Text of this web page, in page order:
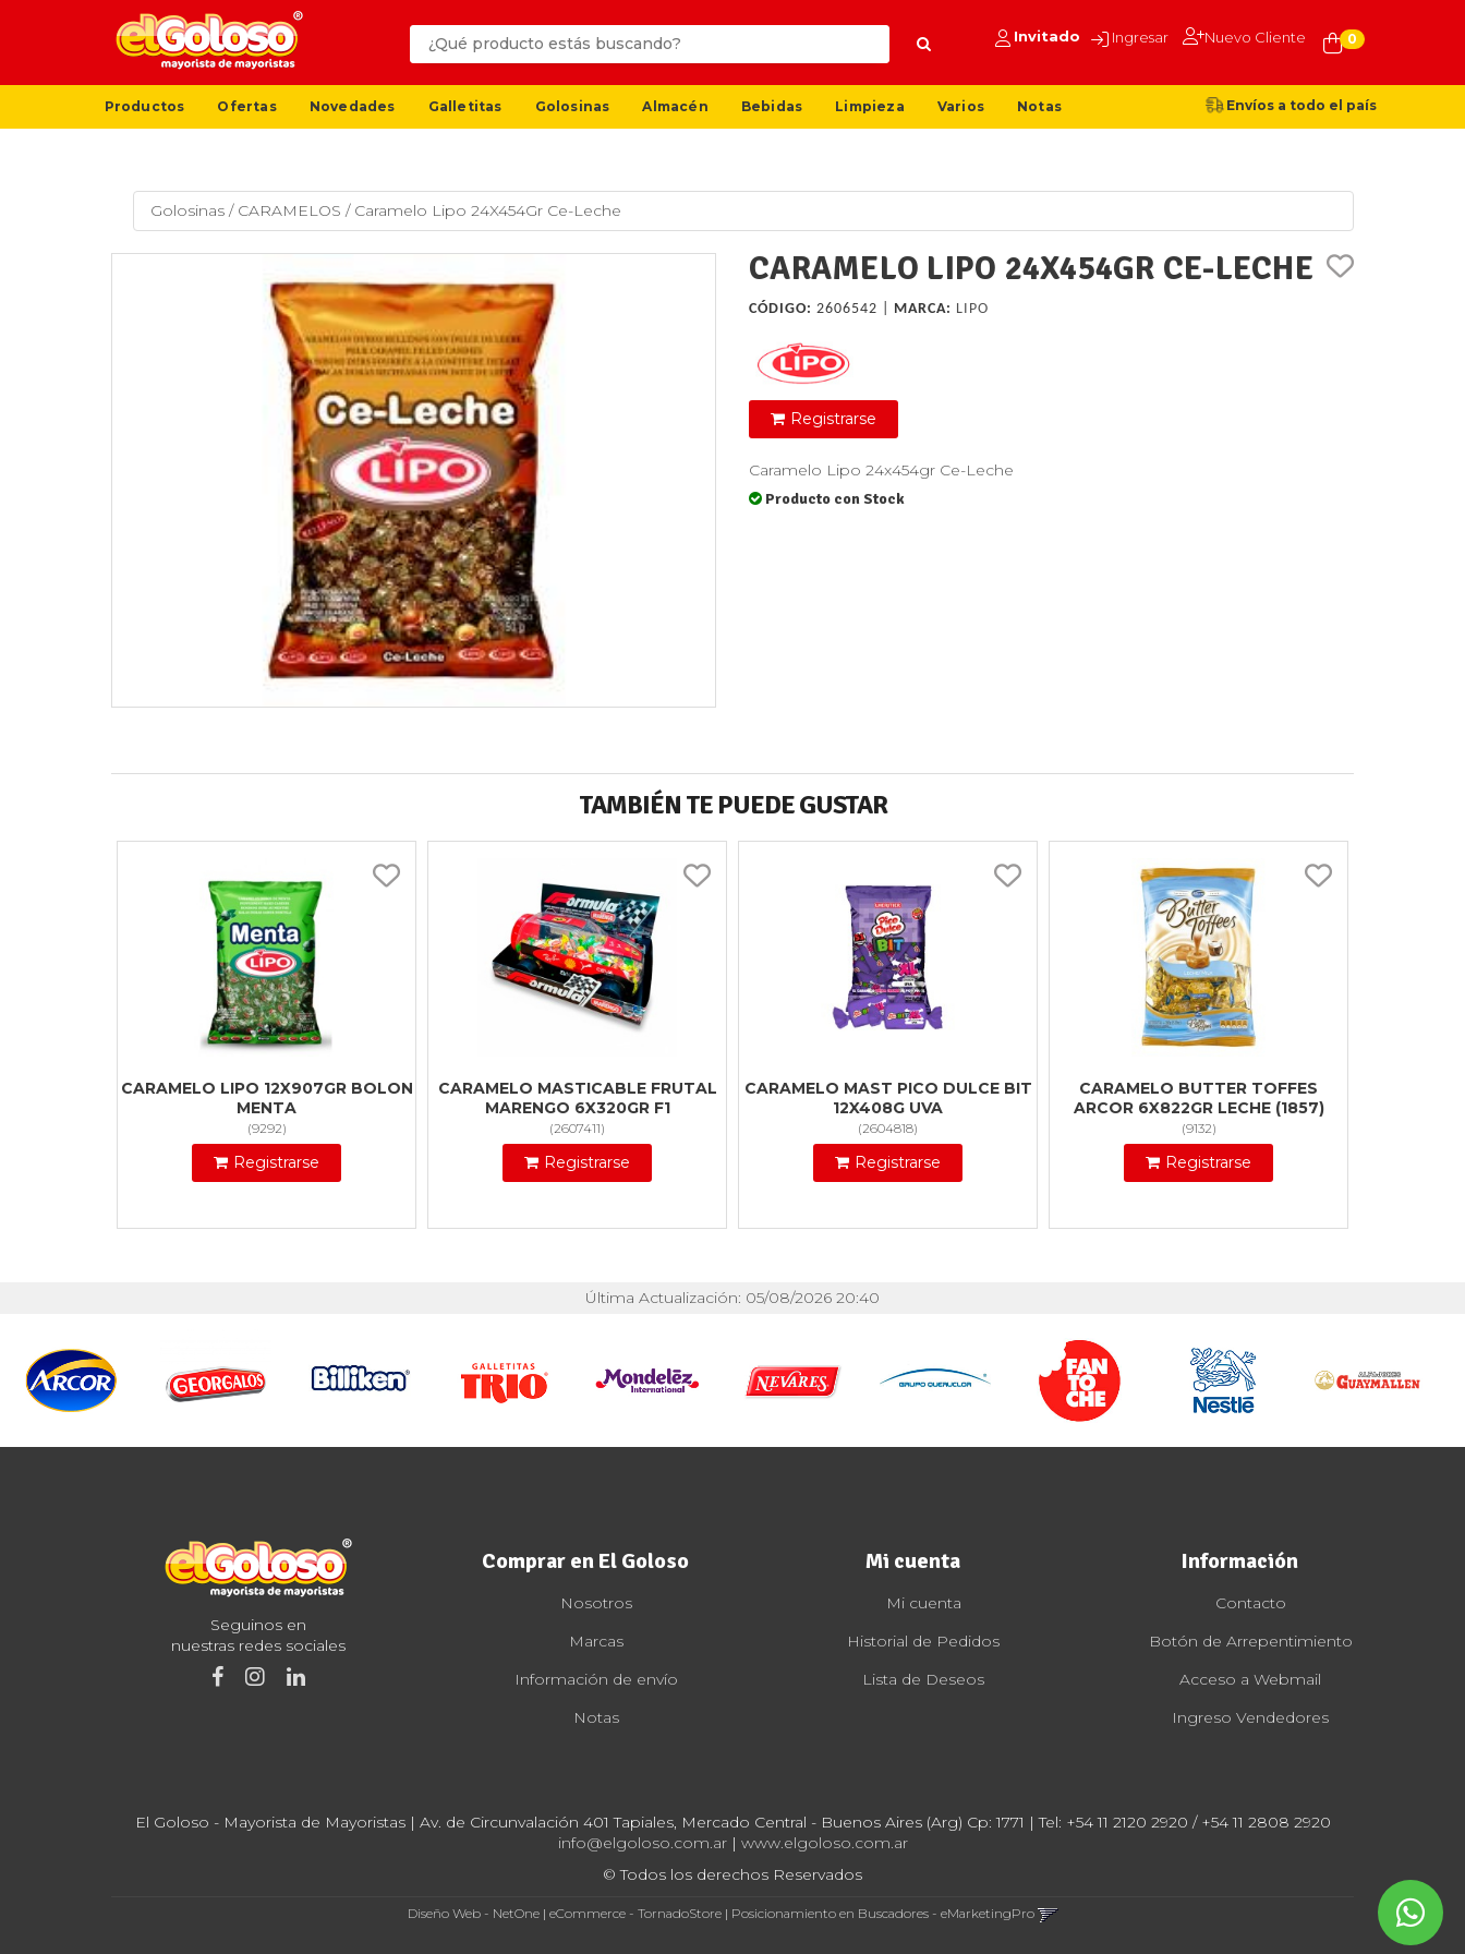
Invitado Ingresar Nuevo Cliente 0
Productos Ofertas Novedades Galletitas Golosinas Almacén Bebidas Limpieza Varios Notas Envíos a todo el país
Golosinas / CARAMELOS / Caramelo Lipo 24X454Gr Ce-Leche
CARAMELO LIPO 24X454GR CE-LECHE
CÓDIGO: 2606542 | MARCA: LIPO
Registrarse
Caramelo Lipo 24x454gr Ce-Leche
Producto con Stock
TAMBIÉN TE PUEDE GUSTAR
CARAMELO LIPO 12X907GR BOLON
MENTA
(9292)
Registrarse
CARAMELO MASTICABLE FRUTAL
MARENGO 6X320GR F1
(2607411)
Registrarse
CARAMELO MAST PICO DULCE BIT
12X408G UVA
(2604818)
Registrarse
CARAMELO BUTTER TOFFES
ARCOR 6X822GR LECHE (1857)
(9132)
Registrarse
Última Actualización: 05/08/2026 20:40
Seguinos en
nuestras redes sociales
Comprar en El Goloso
Nosotros
Marcas
Información de envío
Notas
Mi cuenta
Mi cuenta
Historial de Pedidos
Lista de Deseos
Información
Contacto
Botón de Arrepentimiento
Acceso a Webmail
Ingreso Vendedores
El Goloso - Mayorista de Mayoristas | Av. de Circunvalación 401 Tapiales, Mercado Central - Buenos Aires (Arg) Cp: 1771 | Tel: +54 11 2120 2920 / +54 11 2808 2920
info@elgoloso.com.ar| www.elgoloso.com.ar
© Todos los derechos Reservados
Diseño Web - NetOne| eCommerce - TornadoStore| Posicionamiento en Buscadores - eMarketingPro